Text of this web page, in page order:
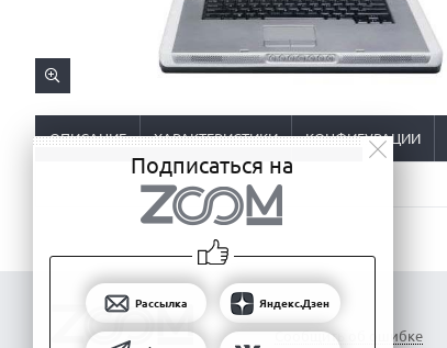
ОПИСАНИЕ ХАРАКТЕРИСТИКИ КОНФИГУРАЦИИ
Сообщить об ошибке
Подписаться на
Рассылка Яндекс.Дзен